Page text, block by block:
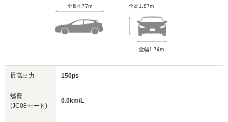
全長4.77m 全高1.87m
全幅1.74m
最高出力 150ps
燃費
(JC08モード)
0.0km/L